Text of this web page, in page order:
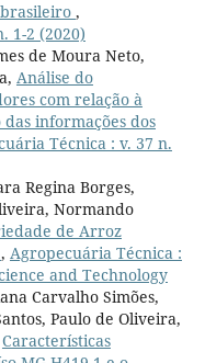
,
1-2 (2020)
de Moura Neto,
Análise do
com relação à
informações dos
Técnica : v. 37 n.
Regina Borges,
Normando
de Arroz
, Agropecuária Técnica :
and Technology
Carvalho Simões,
Paulo de Oliveira,
Características